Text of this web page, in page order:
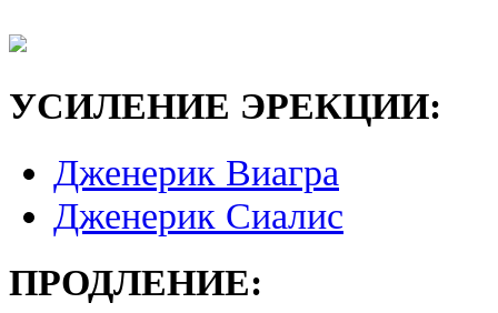
УСИЛЕНИЕ ЭРЕКЦИИ:
Дженерик Виагра
Дженерик Сиалис
ПРОДЛЕНИЕ: